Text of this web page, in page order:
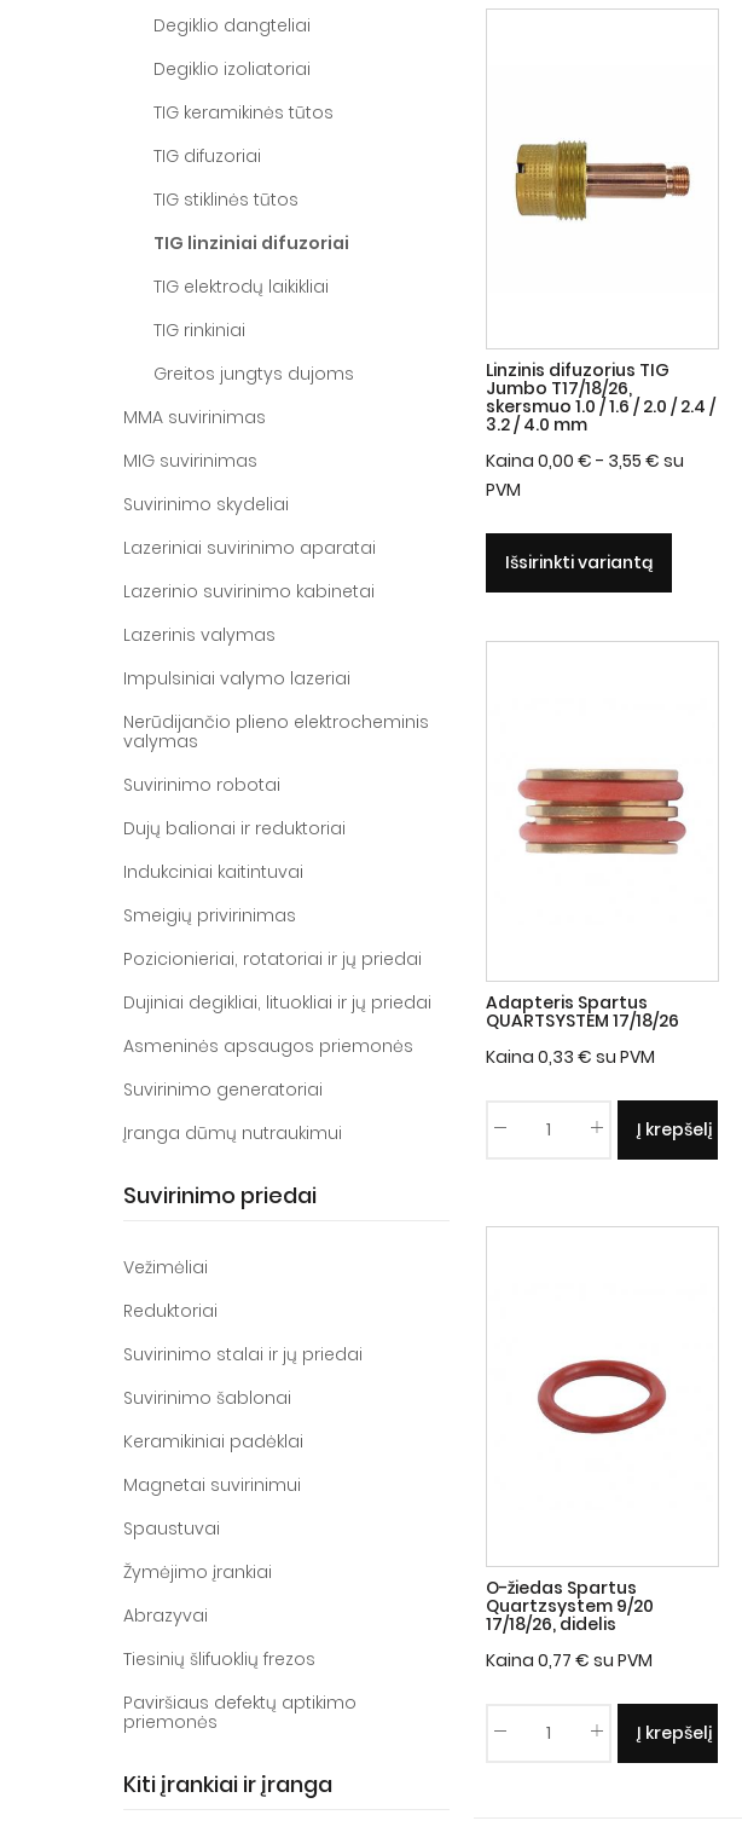
Degiklio dangteliai
Degiklio izoliatoriai
TIG keramikinės tūtos
TIG difuzoriai
TIG stiklinės tūtos
TIG linziniai difuzoriai
TIG elektrodų laikikliai
TIG rinkiniai
Greitos jungtys dujoms
MMA suvirinimas
MIG suvirinimas
Suvirinimo skydeliai
Lazeriniai suvirinimo aparatai
Lazerinio suvirinimo kabinetai
Lazerinis valymas
Impulsiniai valymo lazeriai
Nerūdijančio plieno elektrocheminis
valymas
Suvirinimo robotai
Dujų balionai ir reduktoriai
Indukciniai kaitintuvai
Smeigių privirinimas
Pozicionieriai, rotatoriai ir jų priedai
Dujiniai degikliai, lituokliai ir jų priedai
Asmeninės apsaugos priemonės
Suvirinimo generatoriai
Įranga dūmų nutraukimui
Suvirinimo priedai
Vežimėliai
Reduktoriai
Suvirinimo stalai ir jų priedai
Suvirinimo šablonai
Keramikiniai padėklai
Magnetai suvirinimui
Spaustuvai
Žymėjimo įrankiai
Abrazyvai
Tiesinių šlifuoklių frezos
Paviršiaus defektų aptikimo
priemonės
Kiti įrankiai ir įranga
Linzinis difuzorius TIG
Jumbo T17/18/26,
skersmuo 1.0 / 1.6 / 2.0 / 2.4 /
3.2 / 4.0 mm
Kaina 0,00 € - 3,55 € su
PVM
Išsirinkti variantą
Adapteris Spartus
QUARTSYSTEM 17/18/26
Kaina 0,33 € su PVM
Į krepšelį
O-žiedas Spartus
Quartzsystem 9/20
17/18/26, didelis
Kaina 0,77 € su PVM
Į krepšelį